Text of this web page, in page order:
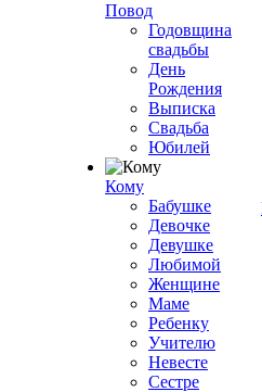
Повод
Годовщина
свадьбы
День
Рождения
Выписка
Свадьба
Юбилей
Кому
Бабушке
Девочке
Девушке
Любимой
Женщине
Маме
Ребенку
Учителю
Невесте
Сестре